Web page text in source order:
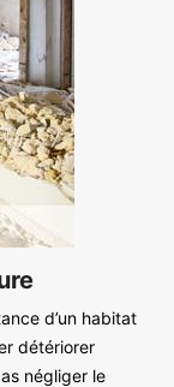
d’un habitat
détériorer
négliger le